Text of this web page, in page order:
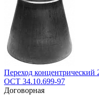
Переход
ОСТ 34.10.699-97
Договорная